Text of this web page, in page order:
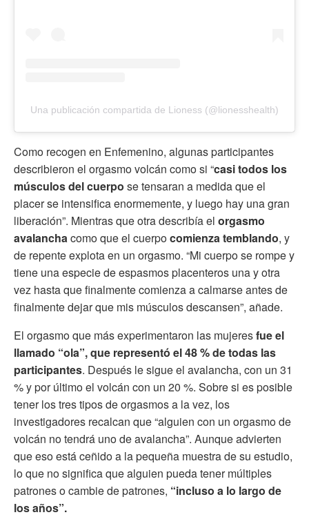
Una publicación compartida de Lioness (@lionesshealth)
Como recogen en Enfemenino, algunas participantes
describieron el orgasmo volcán como si “casi todos los
músculos del cuerpo se tensaran a medida que el
placer se intensifica enormemente, y luego hay una gran
liberación”. Mientras que otra describía el orgasmo
avalanchacomo que el cuerpocomienza temblando, y
de repente explota en un orgasmo. “Mi cuerpo se rompe y
tiene una especie de espasmos placenteros una y otra
vez hasta que finalmente comienza a calmarse antes de
finalmente dejar que mis músculos descansen”, añade.
El orgasmo que más experimentaron las mujeresfue el
llamado “ola”, que representó el 48 % de todas las
participantes. Después le sigue el avalancha, con un 31
% y por último el volcán con un 20 %. Sobre si es posible
tener los tres tipos de orgasmos a la vez, los
investigadores recalcan que “alguien con un orgasmo de
volcán no tendrá uno de avalancha”. Aunque advierten
que eso está ceñido a la pequeña muestra de su estudio,
lo que no significa que alguien pueda tener múltiples
patrones o cambie de patrones, “incluso a lo largo de
los años”.